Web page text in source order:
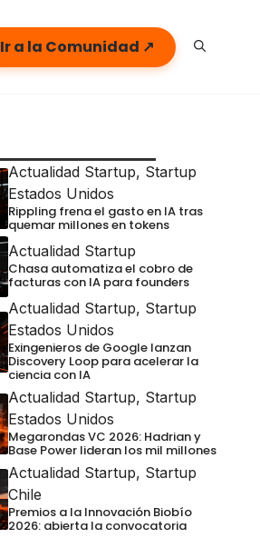
Ir a la Comunidad ↗
Actualidad Startup, Startup
Estados Unidos
Rippling frena el gasto en IA tras
quemar millones en tokens
Actualidad Startup
Chasa automatiza el cobro de
facturas con IA para founders
Actualidad Startup, Startup
Estados Unidos
Exingenieros de Google lanzan
Discovery Loop para acelerar la
ciencia con IA
Actualidad Startup, Startup
Estados Unidos
Megarondas VC 2026: Hadrian y
Base Power lideran los mil millones
Actualidad Startup, Startup
Chile
Premios a la Innovación Biobío
2026: abierta la convocatoria